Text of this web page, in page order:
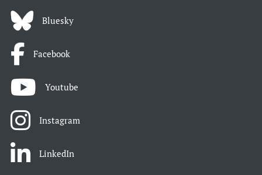
Bluesky
Facebook
Youtube
Instagram
LinkedIn